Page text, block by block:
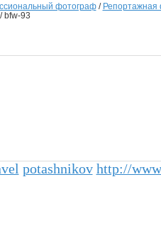
фотограф/ Репортажная
bfw-93
potashnikov http://